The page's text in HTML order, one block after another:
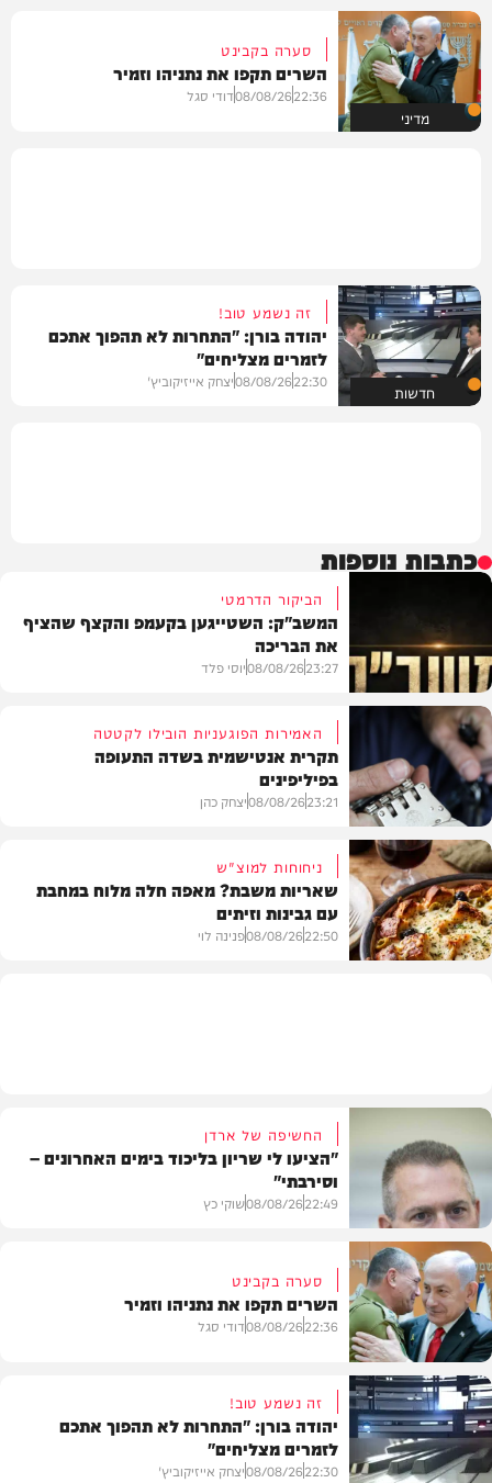
מדיני
סערה בקבינט
השרים תקפו את נתניהו וזמיר
22:36
08/08/26דודי סגל
חדשות
זה נשמע טוב!
יהודה בורן: "התחרות לא תהפוך אתכם
לזמרים מצליחים"
22:30
08/08/26יצחק אייזיקוביץ'
כתבות נוספות
המשב"ק
הביקור הדרמטי
המשב"ק: השטייגען בקעמפ והקצף שהציף
את הבריכה
23:27
08/08/26יוסי פלד
חדשות
האמירות הפוגעניות הובילו לקטטה
תקרית אנטישמית בשדה התעופה
בפיליפינים
23:21
08/08/26יצחק כהן
ניחוחות למוצ"ש
שאריות משבת? מאפה חלה מלוח במחבת
עם גבינות וזיתים
22:50
08/08/26פנינה לוי
חדשות
החשיפה של ארדן
"הציעו לי שריון בליכוד בימים האחרונים –
וסירבתי"
22:49
08/08/26שוקי כץ
מדיני
סערה בקבינט
השרים תקפו את נתניהו וזמיר
22:36
08/08/26דודי סגל
זה נשמע טוב!
יהודה בורן: "התחרות לא תהפוך אתכם
לזמרים מצליחים"
22:30
08/08/26יצחק אייזיקוביץ'